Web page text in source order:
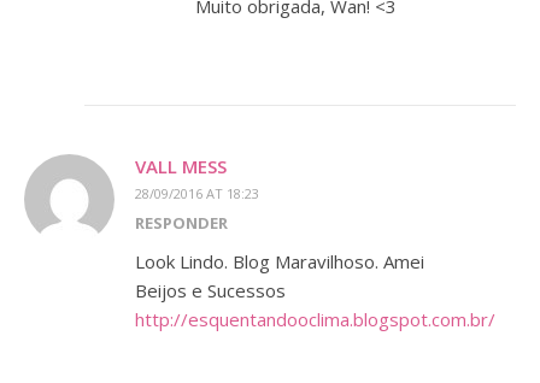
Muito obrigada, Wan! <3
VALL MESS
28/09/2016 AT 18:23
RESPONDER
Look Lindo. Blog Maravilhoso. Amei
Beijos e Sucessos
http://esquentandooclima.blogspot.com.br/